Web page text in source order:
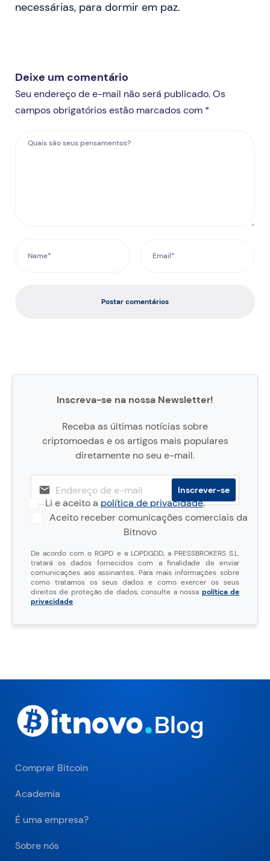
necessárias, para dormir em paz.
Deixe um comentário
Seu endereço de e-mail não será publicado. Os
campos obrigatórios estão marcados com *
Postar comentários
Inscreva-se na nossa Newsletter!
Receba as últimas notícias sobre
criptomoedas e os artigos mais populares
diretamente no seu e-mail.
Li e aceito apolítica de privacidade.
Aceito receber comunicações comerciais da
Bitnovo
De acordo com o RGPD e a LOPDGDD, a PRESSBROKERS S.L.
tratará os dados fornecidos com a finalidade de enviar
comunicações aos assinantes. Para mais informações sobre
como tratamos os seus dados e como exercer os seus
direitos de proteção de dados, consulte a nossa política de
privacidade.
Comprar Bitcoin
Academia
É uma empresa?
Sobre nós